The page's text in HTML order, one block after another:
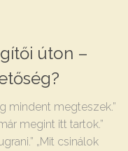
úton –
mindent megteszek.”
megint itt tartok.”
„Mit csinálok